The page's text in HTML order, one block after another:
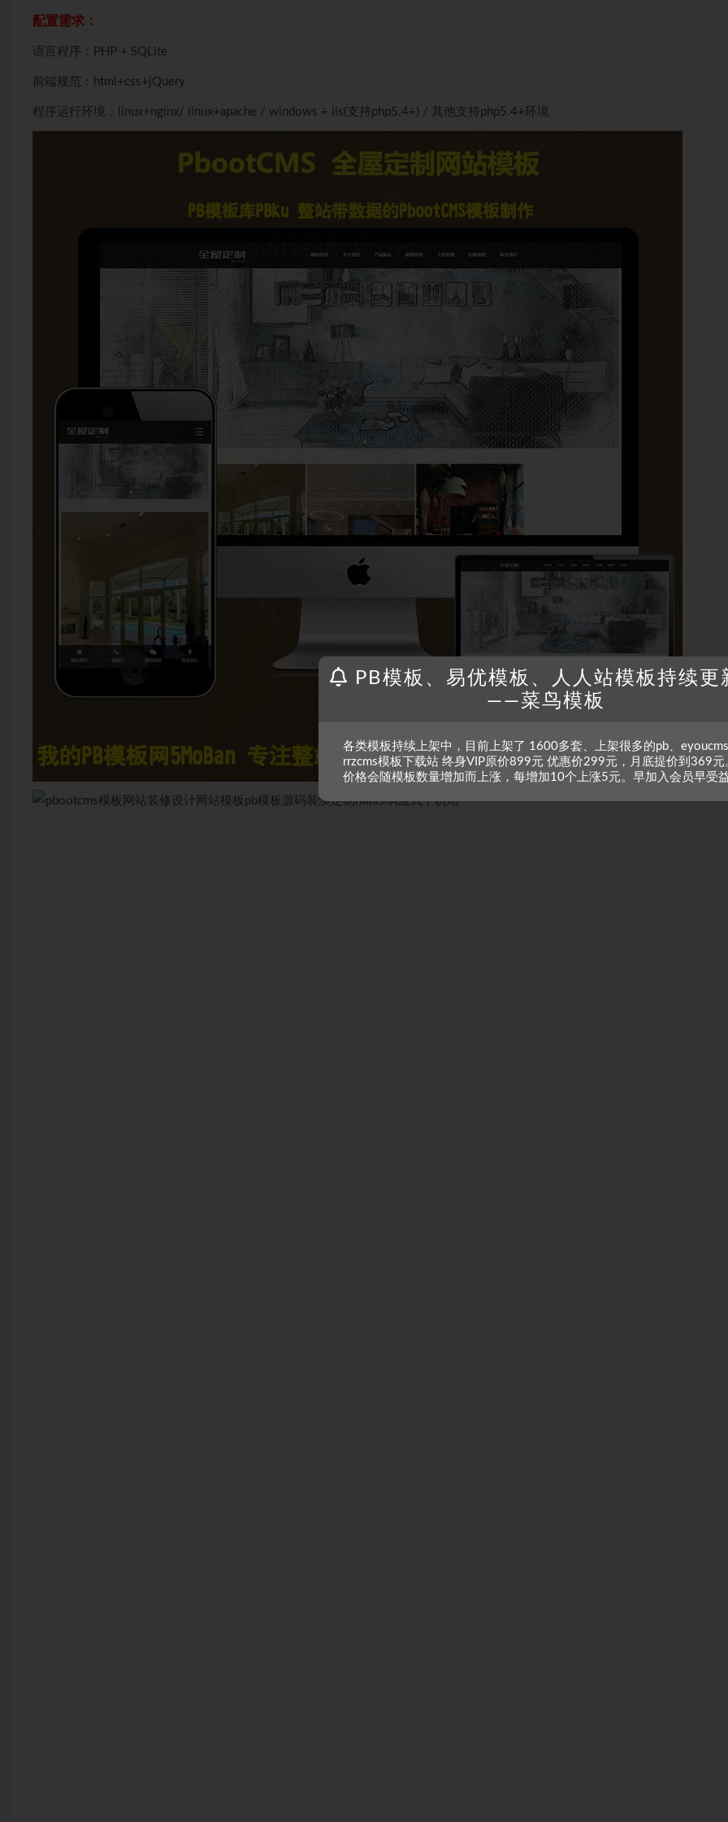
配置需求：
语言程序：PHP + SQLite
前端规范：html+css+jQuery
程序运行环境：linux+nginx/ linux+apache / windows + iis(支持php5.4+) / 其他支持php5.4+环境
PB模板、易优模板、人人站模板持续更
——菜鸟模板
各类模板持续上架中，目前上架了 1600多套、上架很多的pb、eyoucms
rrzcms模板下载站 终身VIP原价899元 优惠价299元，月底提价到369元
价格会随模板数量增加而上涨，每增加10个上涨5元。早加入会员早受益